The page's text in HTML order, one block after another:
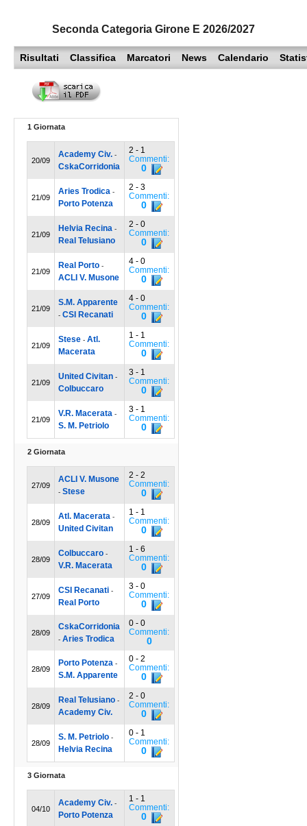
Carica la tua Rosa
1^ CATEGORIA
2^ CATEGORIA
3^ CATEGORIA
GIOVANILI
DIRETTASeconda Categoria Girone E 2026/2027
Risultati Classifica Marcatori News Calendario
1 Giornata
20/09
Academy Civ.-
CskaCorridonia
2 - 1
Commenti:
0
21/09
Aries Trodica -
Porto Potenza
2 - 3
Commenti:
0
21/09
Helvia Recina -
Real Telusiano
2 - 0
Commenti:
0
21/09
Real Porto-
ACLI V. Musone
4 - 0
Commenti:
0
21/09
S.M. Apparente
- CSI Recanati
4 - 0
Commenti:
0
21/09
Stese- Atl.
Macerata
1 - 1
Commenti:
0
21/09
United Civitan-
Colbuccaro
3 - 1
Commenti:
0
21/09
V.R. Macerata -
S. M. Petriolo
3 - 1
Commenti:
0
2 Giornata
27/09
ACLI V. Musone
- Stese
2 - 2
Commenti:
0
28/09
Atl. Macerata -
United Civitan
1 - 1
Commenti:
0
28/09
Colbuccaro-
V.R. Macerata
1 - 6
Commenti:
0
27/09
CSI Recanati-
Real Porto
3 - 0
Commenti:
0
28/09
CskaCorridonia
- Aries Trodica
0 - 0
Commenti:
0
28/09
Porto Potenza -
S.M. Apparente
0 - 2
Commenti:
0
28/09
Real Telusiano-
Academy Civ.
2 - 0
Commenti:
0
28/09
S. M. Petriolo-
Helvia Recina
0 - 1
Commenti:
0
3 Giornata
04/10
Academy Civ.-
Porto Potenza
1 - 1
Commenti:
0